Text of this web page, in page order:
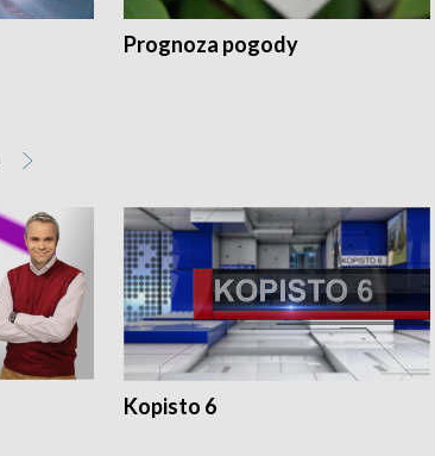
Prognoza pogody
Kopisto 6